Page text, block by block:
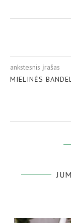
ankstesnis įrašas
MIELINĖS